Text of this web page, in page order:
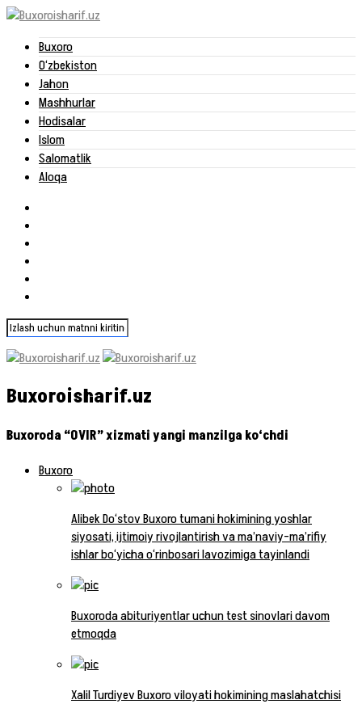
Buxoro
O‘zbekiston
Jahon
Mashhurlar
Hodisalar
Islom
Salomatlik
Aloqa
Buxoroisharif.uz
Buxoroda “OVIR” xizmati yangi manzilga ko‘chdi
Buxoro
Alibek Do‘stov Buxoro tumani hokimining yoshlar
siyosati, ijtimoiy rivojlantirish va ma’naviy-ma’rifiy
ishlar bo‘yicha o‘rinbosari lavozimiga tayinlandi
Buxoroda abituriyentlar uchun test sinovlari davom
etmoqda
Xalil Turdiyev Buxoro viloyati hokimining maslahatchisi